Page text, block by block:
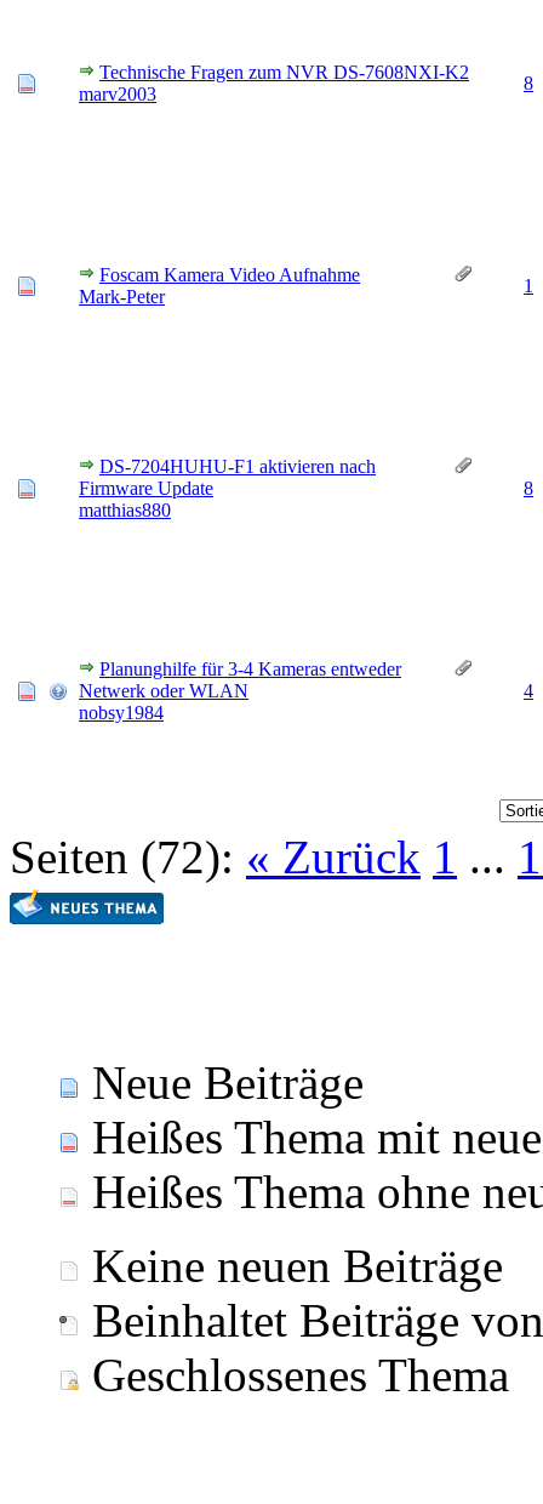
Technische Fragen zum NVR DS-7608NXI-K2
marv2003
8
Foscam Kamera Video Aufnahme
Mark-Peter
1
DS-7204HUHU-F1 aktivieren nach
Firmware Update
matthias880
8
Planunghilfe für 3-4 Kameras entweder
Netwerk oder WLAN
nobsy1984
4
Seiten (72): « Zurück 1 ...
Neue Beiträge
Heißes Thema mit
Heißes Thema ohne
Keine neuen Beiträge
Beinhaltet Beiträge
Geschlossenes Thema